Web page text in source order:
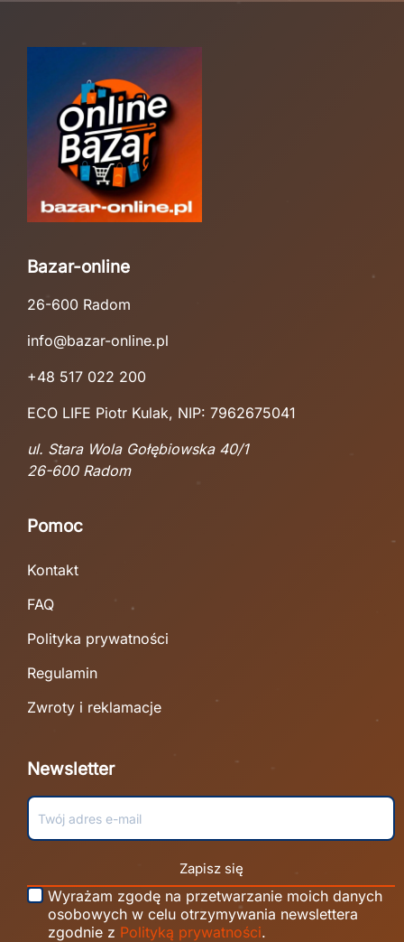
Bazar-online
26-600 Radom
info@bazar-online.pl
+48 517 022 200
ECO LIFE Piotr Kulak, NIP: 7962675041
ul. Stara Wola Gołębiowska 40/1
26-600 Radom
Pomoc
Kontakt
FAQ
Polityka prywatności
Regulamin
Zwroty i reklamacje
Newsletter
Zapisz się
Wyrażam zgodę na przetwarzanie moich danych
osobowych w celu otrzymywania newslettera
zgodnie z Polityką prywatności.